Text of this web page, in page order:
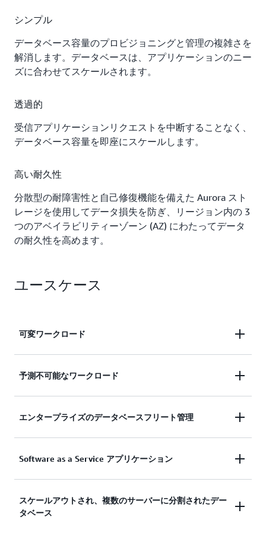
シンプル
データベース容量のプロビジョニングと管理の複雑さを
解消します。データベースは、アプリケーションのニー
ズに合わせてスケールされます。
透過的
受信アプリケーションリクエストを中断することなく、
データベース容量を即座にスケールします。
高い耐久性
分散型の耐障害性と自己修復機能を備えた Aurora スト
レージを使用してデータ損失を防ぎ、リージョン内の 3
つのアベイラビリティーゾーン (AZ) にわたってデータ
の耐久性を高めます。
ユースケース
可変ワークロード
人事、予算編成、運用報告など、毎日または年に数
ク時の容量をプロビジョニングして、継続的に使用
て、パフォーマンスの問題やユーザーエクスペリエ
予測不可能なワークロード
1 日を通してデータベースが使用されるワークロー
ビティの急増が見られる交通サイトはその一例で
し、アクティビティの急増が終わったときにはスケ
ールダウンします。
エンタープライズのデータベースフリート管理
それぞれが 1 つ以上のデータベースに支えられた数
管理する必要があります。アプリケーション要件が
変動するにつれて、すべてのデータベースの容量を
Software as a Service アプリケーション
Software as a Service (SaaS) ベンダーは通常、数百
または数千の Aurora データベースを運用し、それ
スケールアウトされ、複数のサーバーに分割されたデー
タベース